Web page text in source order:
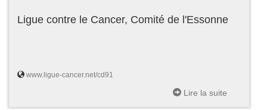
Ligue contre le Cancer, Comité de l'Essonne
www.ligue-cancer.net/cd91
Lire la suite